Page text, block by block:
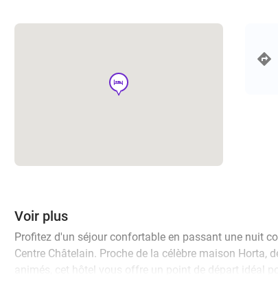
hotel
Voir plus
Profitez d'un séjour confortable en passant une nuit
Centre Châtelain. Proche de la célèbre maison Horta,
animés, cet hôtel vous offre un point de départ idéal